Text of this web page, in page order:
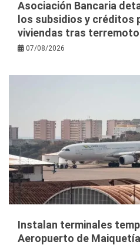
Asociación Bancaria
los subsidios y créditos
viviendas tras
07/08/2026
Instalan terminales
Aeropuerto de Maiquetía